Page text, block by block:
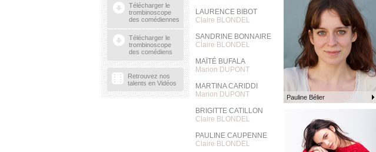
Télécharger le
trombinoscope
des comédiennes
Télécharger le
trombinoscope
des comédiens
Retrouvez nos
talents en Vidéos
LAURENCE BIBOT
Claire BLONDEL
SANDRINE BONNAIRE
Claire BLONDEL
MAÏTÉ BUFALA
Marion DUPONT
MARTINA CARIDDI
Marion DUPONT
BRIGITTE CATILLON
Claire BLONDEL
PAULINE CAUPENNE
Claire BLONDEL
Pauline Bélier